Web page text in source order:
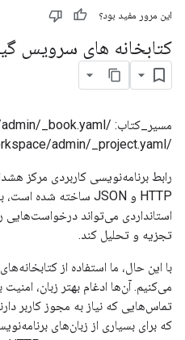
این مرور مفید بود؟
کتابخانه های سرویس
/workspace/admin/_project.yaml
استانداردی می‌تواند درخواست‌هایی
تجزیه و تحلیل کند.
می‌کنیم. آن‌ها ادغام بهتر زبان، امنیت
تماس‌هایی که نیاز به مجوز کاربر
که برای بسیاری از زبان‌های